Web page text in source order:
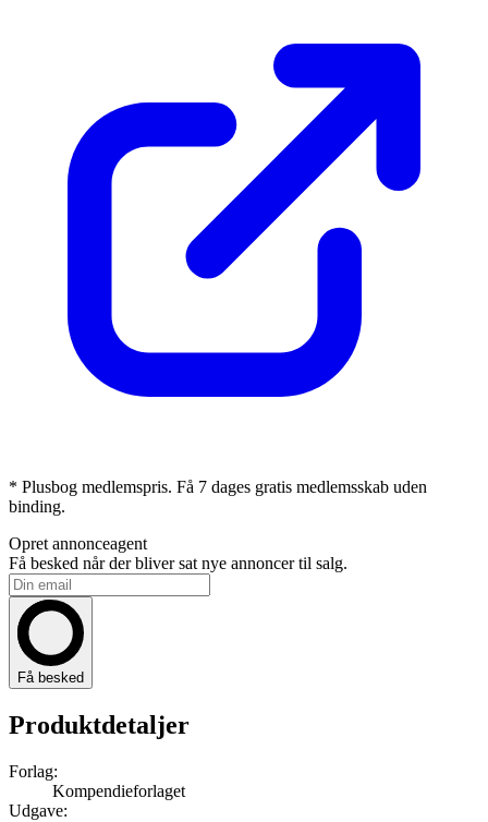
* Plusbog medlemspris. Få 7 dages gratis medlemsskab uden
binding.
Opret annonceagent
Få besked når der bliver sat nye annoncer til salg.
Få besked
Produktdetaljer
Forlag:
Kompendieforlaget
Udgave: